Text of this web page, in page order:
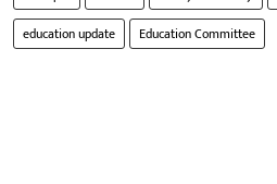
education update
Education Committee